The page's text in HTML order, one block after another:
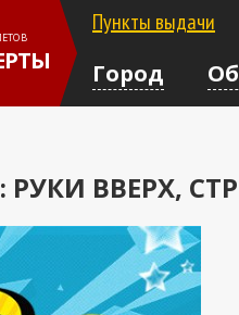
Пункты выдачи
Город
ВВЕРХ,